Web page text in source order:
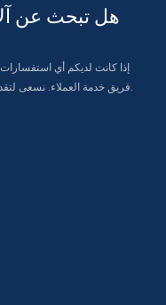
هل تبحث عن
إذا كانت لديكم أي استفسارات
فريق خدمة العملاء. نسعى لتقديم تجارب فريدة لكل من يتعامل مع علامتنا التجارية.